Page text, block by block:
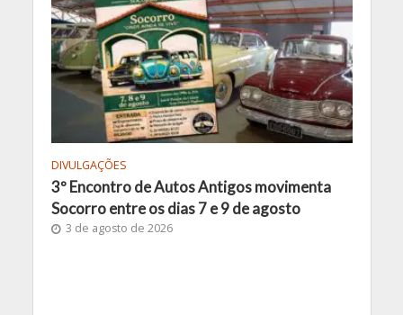
DIVULGAÇÕES
3º Encontro de Autos Antigos movimenta
Socorro entre os dias 7 e 9 de agosto
3 de agosto de 2026